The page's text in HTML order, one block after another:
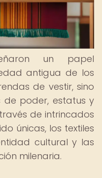
un papel
antigua de los
de vestir, sino
poder, estatus y
de intrincados
únicas, los textiles
cultural y las
milenaria.